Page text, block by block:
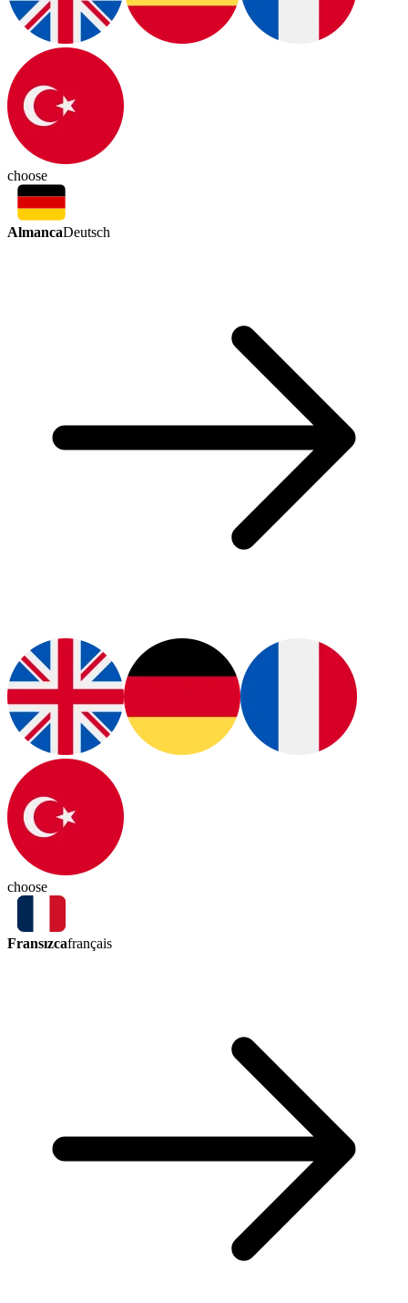
choose
AlmancaDeutsch
choose
Fransızcafrançais